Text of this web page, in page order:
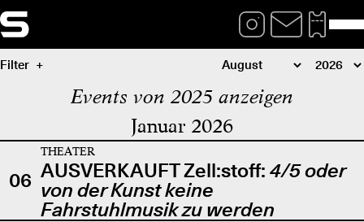
Filter
Events von 2025 anzeigen
Januar 2026
06
THEATER
AUSVERKAUFT Zell:stoff: 4/5 oder
von der Kunst keine
Fahrstuhlmusik zu werden